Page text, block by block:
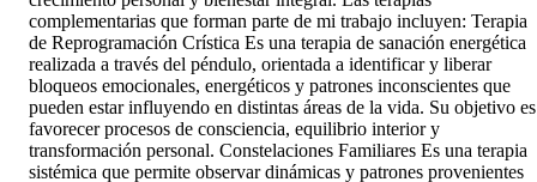
complementarias que forman parte de mi trabajo incluyen: Terapia
de Reprogramación Crística Es una terapia de sanación energética
realizada a través del péndulo, orientada a identificar y liberar
bloqueos emocionales, energéticos y patrones inconscientes que
pueden estar influyendo en distintas áreas de la vida. Su objetivo es
favorecer procesos de consciencia, equilibrio interior y
transformación personal. Constelaciones Familiares Es una terapia
sistémica que permite observar dinámicas y patrones provenientes